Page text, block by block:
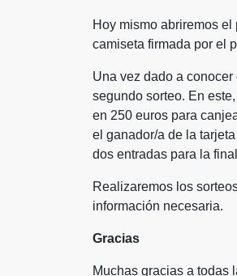
Hoy mismo abriremos
camiseta firmada por el
Una vez dado a
segundo sorteo. En
en 250 euros para
el ganador/a de la
dos entradas para la
Realizaremos los
información necesaria.
Gracias
Muchas gracias a todas